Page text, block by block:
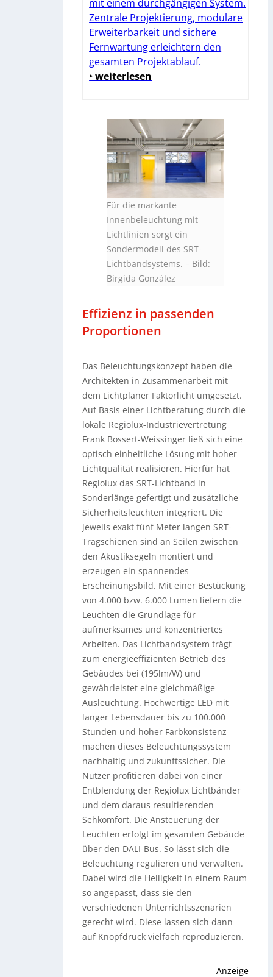
mit einem durchgängigen System.
Zentrale Projektierung, modulare
Erweiterbarkeit und sichere
Fernwartung erleichtern den
gesamten Projektablauf.
‣ weiterlesen
Für die markante
Innenbeleuchtung mit
Lichtlinien sorgt ein
Sondermodell des SRT-
Lichtbandsystems. – Bild:
Birgida González
Effizienz in passenden
Proportionen
Das Beleuchtungskonzept haben die
Architekten in Zusammenarbeit mit
dem Lichtplaner Faktorlicht umgesetzt.
Auf Basis einer Lichtberatung durch die
lokale Regiolux-Industrievertretung
Frank Bossert-Weissinger ließ sich eine
optisch einheitliche Lösung mit hoher
Lichtqualität realisieren. Hierfür hat
Regiolux das SRT-Lichtband in
Sonderlänge gefertigt und zusätzliche
Sicherheitsleuchten integriert. Die
jeweils exakt fünf Meter langen SRT-
Tragschienen sind an Seilen zwischen
den Akustiksegeln montiert und
erzeugen ein spannendes
Erscheinungsbild. Mit einer Bestückung
von 4.000 bzw. 6.000 Lumen liefern die
Leuchten die Grundlage für
aufmerksames und konzentriertes
Arbeiten. Das Lichtbandsystem trägt
zum energieeffizienten Betrieb des
Gebäudes bei (195lm/W) und
gewährleistet eine gleichmäßige
Ausleuchtung. Hochwertige LED mit
langer Lebensdauer bis zu 100.000
Stunden und hoher Farbkonsistenz
machen dieses Beleuchtungssystem
nachhaltig und zukunftssicher. Die
Nutzer profitieren dabei von einer
Entblendung der Regiolux Lichtbänder
und dem daraus resultierenden
Sehkomfort. Die Ansteuerung der
Leuchten erfolgt im gesamten Gebäude
über den DALI-Bus. So lässt sich die
Beleuchtung regulieren und verwalten.
Dabei wird die Helligkeit in einem Raum
so angepasst, dass sie den
verschiedenen Unterrichtsszenarien
gerecht wird. Diese lassen sich dann
auf Knopfdruck vielfach reproduzieren.
Anzeige